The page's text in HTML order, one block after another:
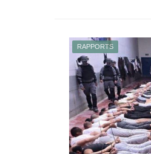
RAPPORTS